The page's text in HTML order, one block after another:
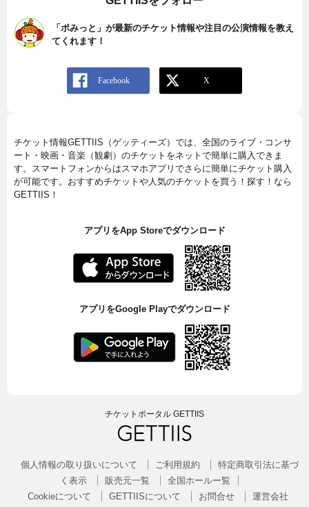
「ポみっと」が最新のチケット情報や注目の公演情報を教え
てくれます！
チケット情報GETTIIS（ゲッティーズ）では、全国のライブ・コンサ
ート・映画・音楽（観劇）のチケットをネットで簡単に購入できま
す。スマートフォンからはスマホアプリでさらに簡単にチケット購入
が可能です。おすすめチケットや人気のチケットを買う！探す！なら
GETTIIS！
アプリをApp Storeでダウンロード
アプリをGoogle Playでダウンロード
チケットポータル GETTIIS
個人情報の取り扱いについて ご利用規約
特定商取引法に基づ
く表示
販売元一覧
全国ホールー覧
Cookieについて
GETTIISについて お問合せ 運営会社